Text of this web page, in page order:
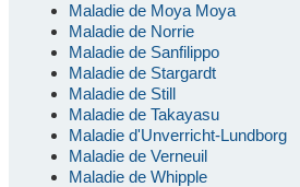
Maladie de Moya Moya
Maladie de Norrie
Maladie de Sanfilippo
Maladie de Stargardt
Maladie de Still
Maladie de Takayasu
Maladie d'Unverricht-Lundborg
Maladie de Verneuil
Maladie de Whipple